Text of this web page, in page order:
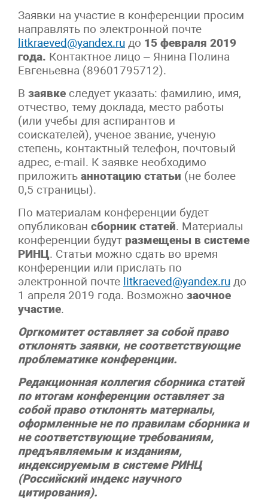
Заявки на участие в конференции просим
направлять по электронной почте
litkraeved@yandex.ru до 15 февраля 2019
года. Контактное лицо – Янина Полина
Евгеньевна (89601795712).
В заявке следует указать: фамилию, имя,
отчество, тему доклада, место работы
(или учебы для аспирантов и
соискателей), ученое звание, ученую
степень, контактный телефон, почтовый
адрес, e-mail. К заявке необходимо
приложить аннотацию статьи (не более
0,5 страницы).
По материалам конференции будет
опубликован сборник статей. Материалы
конференции будут размещены в системе
РИНЦ. Статьи можно сдать во время
конференции или прислать по
электронной почте litkraeved@yandex.ru до
1 апреля 2019 года. Возможно заочное
участие.
Оргкомитет оставляет за собой право
отклонять заявки, не соответствующие
проблематике конференции.
Редакционная коллегия сборника статей
по итогам конференции оставляет за
собой право отклонять материалы,
оформленные не по правилам сборника и
не соответствующие требованиям,
предъявляемым к изданиям,
индексируемым в системе РИНЦ
(Российский индекс научного
цитирования).